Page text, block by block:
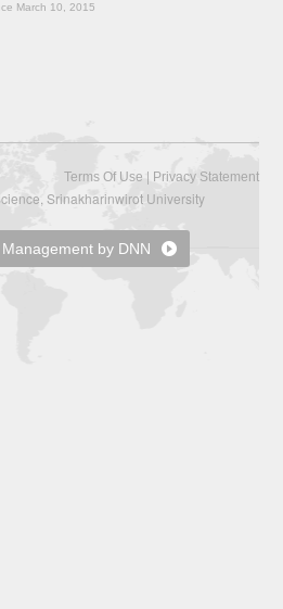
March 10, 2015
Terms Of Use | Privacy Statement
Srinakharinwirot University
by DNN